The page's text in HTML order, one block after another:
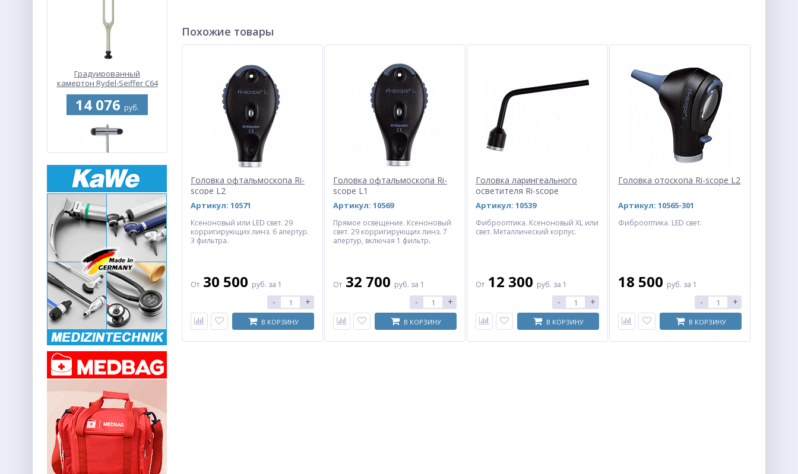
Градуированный
камертон Rydel-Seiffer C64
Гц/ C128 Гц
14 076 руб.
Молоточек
неврологический Buck
пластик
2 681руб.
ХИТ
Молоточек
неврологический Varioflex
5 362руб.
Похожие товары
Головка офтальмоскопа Ri-
scope L2
Артикул: 10571
Ксеноновый или LED свет. 29
корригирующих линз. 6 апертур.
3 фильтра.
От 30 500 руб. за 1
- +
В КОРЗИНУ
Головка офтальмоскопа Ri-
scope L1
Артикул: 10569
Прямое освещение. Ксеноновый
свет. 29 корригирующих линз. 7
апертур, включая 1 фильтр.
От 32 700 руб. за 1
- +
В КОРЗИНУ
Головка ларингеального
осветителя Ri-scope
Артикул: 10539
Фиброоптика. Ксеноновый XL или LED
свет. Металлический корпус.
От 12 300 руб. за 1
- +
В КОРЗИНУ
Головка отоскопа Ri-scope L2
Артикул: 10565-301
Фиброоптика. LED свет.
18 500 руб. за 1
- +
В КОРЗИНУ